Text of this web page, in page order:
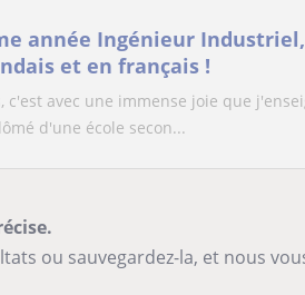
année Ingénieur
et en français !
c'est avec une immense joie que
d'une école secon...
ou sauvegardez-la, et nous